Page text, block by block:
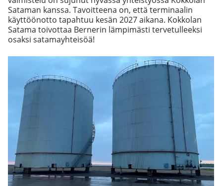
Sataman kanssa. Tavoitteena on, että terminaalin
käyttöönotto tapahtuu kesän 2027 aikana. Kokkolan
Satama toivottaa Bernerin lämpimästi tervetulleeksi
osaksi satamayhteisöä!